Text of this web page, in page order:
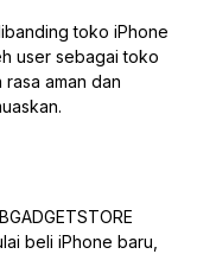
toko iPhone
user sebagai toko
aman dan
beli iPhone baru,